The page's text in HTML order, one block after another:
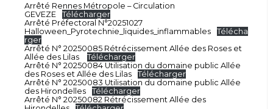
Arrêté Rennes Métropole – Circulation
GEVEZE
Télécharger
Arrêté Préfectoral N°20251027
Halloween_Pyrotechnie_liquides_inflammables
Télécha
rger
Arrêté N° 20250085 Rétrécissement Allée des Roses et
Allée des Lilas
Télécharger
Arrêté N° 20250084 Utilisation du domaine public Allée
des Roses et Allée des Lilas
Télécharger
Arrêté N° 20250083 Utilisation du domaine public Allée
des Hirondelles
Télécharger
Arrêté N° 20250082 Rétrécissement Allée des